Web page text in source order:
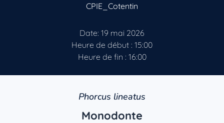
CPIE_Cotentin
Date: 19 mai 2026
Heure de début : 15:00
Heure de fin : 16:00
Phorcus lineatus
Monodonte